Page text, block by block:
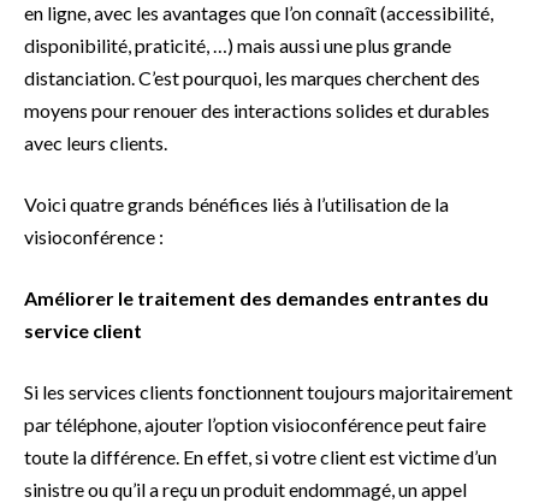
en ligne, avec les avantages que l’on connaît (accessibilité,
disponibilité, praticité, …) mais aussi une plus grande
distanciation. C’est pourquoi, les marques cherchent des
moyens pour renouer des interactions solides et durables
avec leurs clients.
Voici quatre grands bénéfices liés à l’utilisation de la
visioconférence :
Améliorer le traitement des demandes entrantes du
service client
Si les services clients fonctionnent toujours majoritairement
par téléphone, ajouter l’option visioconférence peut faire
toute la différence. En effet, si votre client est victime d’un
sinistre ou qu’il a reçu un produit endommagé, un appel